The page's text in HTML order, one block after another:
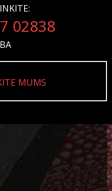
02838
MUMS